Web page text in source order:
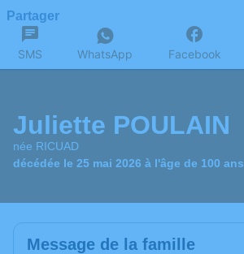
Partager
SMS WhatsApp Facebook
Juliette POULAIN
née RICUAD
décédée le 25 mai 2026 à l'âge de 100 ans
Message de la famille